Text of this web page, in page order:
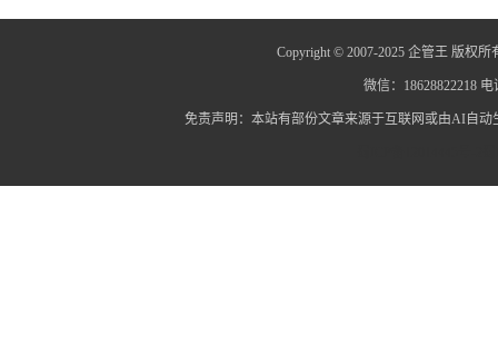
Copyright © 2007-2025 企管王 版权所
微信：18628822218
免责声明：本站有部份文章来源于互联网或由AI自